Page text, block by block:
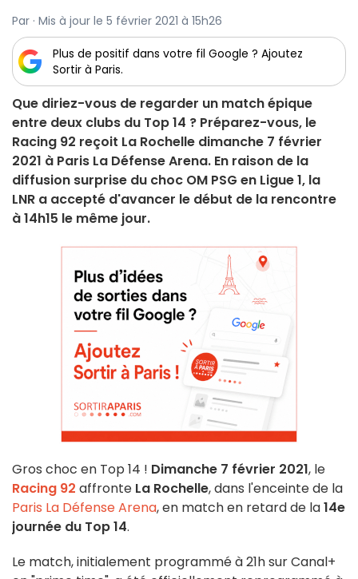
Par · Mis à jour le 5 février 2021 à 15h26
Plus de positif dans votre fil Google ? Ajoutez
Sortir à Paris.
Que diriez-vous de regarder un match épique
entre deux clubs du Top 14 ? Préparez-vous, le
Racing 92 reçoit La Rochelle dimanche 7 février
2021 à Paris La Défense Arena. En raison de la
diffusion surprise du choc OM PSG en Ligue 1, la
LNR a accepté d'avancer le début de la rencontre
à 14h15 le même jour.
Gros choc en Top 14 ! Dimanche 7 février 2021, le
Racing 92 affronte La Rochelle, dans l'enceinte de la
Paris La Défense Arena, en match en retard de la14e
journée du Top 14.
Le match, initialement programmé à 21h sur Canal+